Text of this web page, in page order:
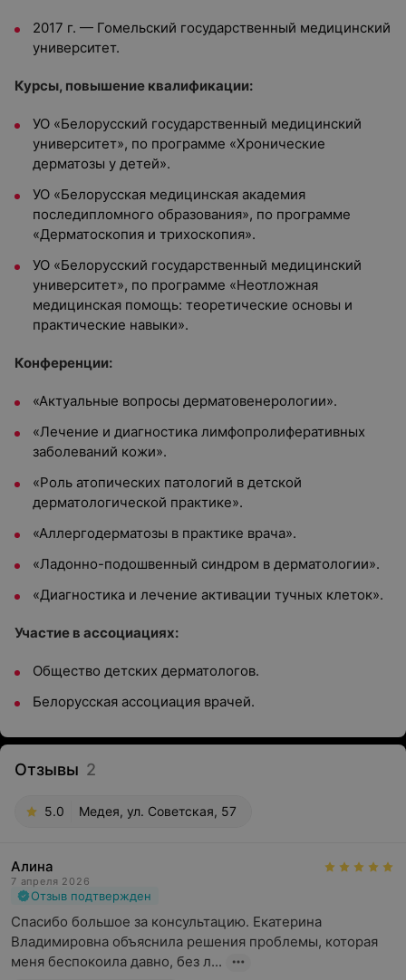
2017 г. — Гомельский государственный медицинский
университет.
Курсы, повышение квалификации:
УО «Белорусский государственный медицинский
университет», по программе «Хронические
дерматозы у детей».
УО «Белорусская медицинская академия
последипломного образования», по программе
«Дерматоскопия и трихоскопия».
УО «Белорусский государственный медицинский
университет», по программе «Неотложная
медицинская помощь: теоретические основы и
практические навыки».
Конференции:
«Актуальные вопросы дерматовенерологии».
«Лечение и диагностика лимфопролиферативных
заболеваний кожи».
«Роль атопических патологий в детской
дерматологической практике».
«Аллергодерматозы в практике врача».
«Ладонно-подошвенный синдром в дерматологии».
«Диагностика и лечение активации тучных клеток».
Участие в ассоциациях:
Общество детских дерматологов.
Белорусская ассоциация врачей.
Отзывы 2
5.0 Медея, ул. Советская, 57
Алина
7 апреля 2026
Отзыв подтвержден
Спасибо большое за консультацию. Екатерина
Владимировна объяснила решения проблемы, которая
меня беспокоила давно, без л...